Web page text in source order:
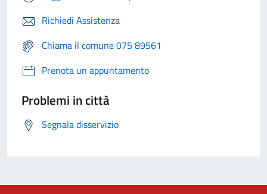
Richiedi Assistenza
Chiama il comune 075 89561
Prenota un appuntamento
Problemi in città
Segnala disservizio